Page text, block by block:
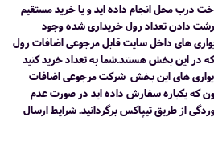
درب محل انجام داده اید و یا خرید مستقیم
7 روز امکان برگرشت دادن تعداد رول خریداری شده وجود
های داخل سایت قابل مرجوعی اضافات رول
که در این بخش هستند.شما به تعداد خرید کنید
های این بخش شرکت مرجوعی اضافات
که یکباره سفارش داده اید در صورت عدم
از طریق تیپاکس برگردانید.شرایط ارسال